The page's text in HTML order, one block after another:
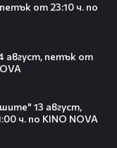
от 23:10 ч. по
август, петък от
13 август,
ч. по KINO NOVA